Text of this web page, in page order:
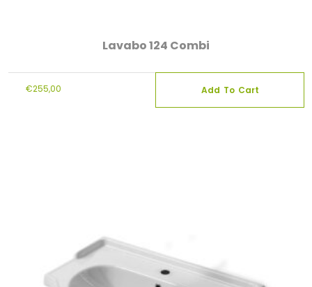
Lavabo 124 Combi
€255,00 Add To Cart